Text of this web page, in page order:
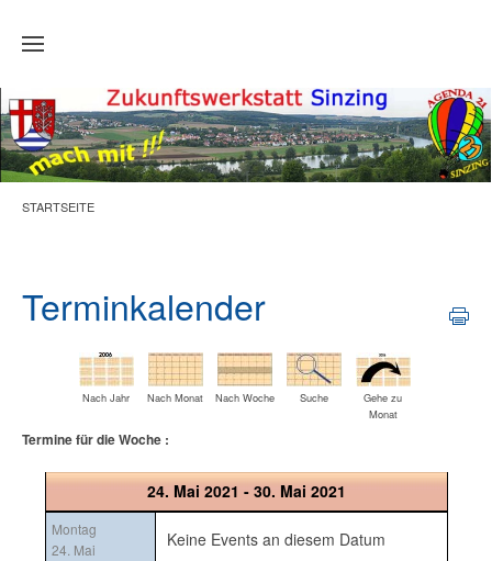
Zum Hauptinhalt springen
STARTSEITE
Terminkalender
Nach Jahr Nach Monat Nach Woche Suche
Gehe zu
Monat
Termine für die Woche :
24. Mai 2021 - 30. Mai 2021
Montag
24. Mai
Keine Events an diesem Datum